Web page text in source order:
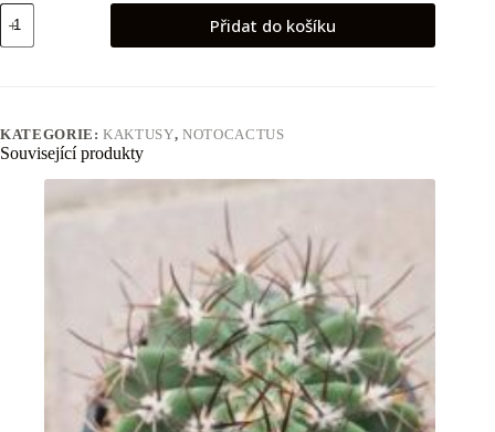
Notocactus
submamulosus
množství
Přidat do košíku
KATEGORIE:KAKTUSY,NOTOCACTUS
Související produkty